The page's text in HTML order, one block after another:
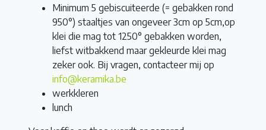
Minimum 5 gebiscuiteerde (= gebakken rond
950°) staaltjes van ongeveer 3cm op 5cm,op
klei die mag tot 1250° gebakken worden,
liefst witbakkend maar gekleurde klei mag
zeker ook. Bij vragen, contacteer mij op
info@keramika.be
werkkleren
lunch